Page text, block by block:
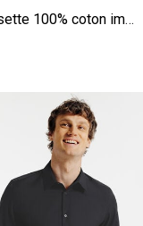
Chemisette 100% coton imprimé palmiers